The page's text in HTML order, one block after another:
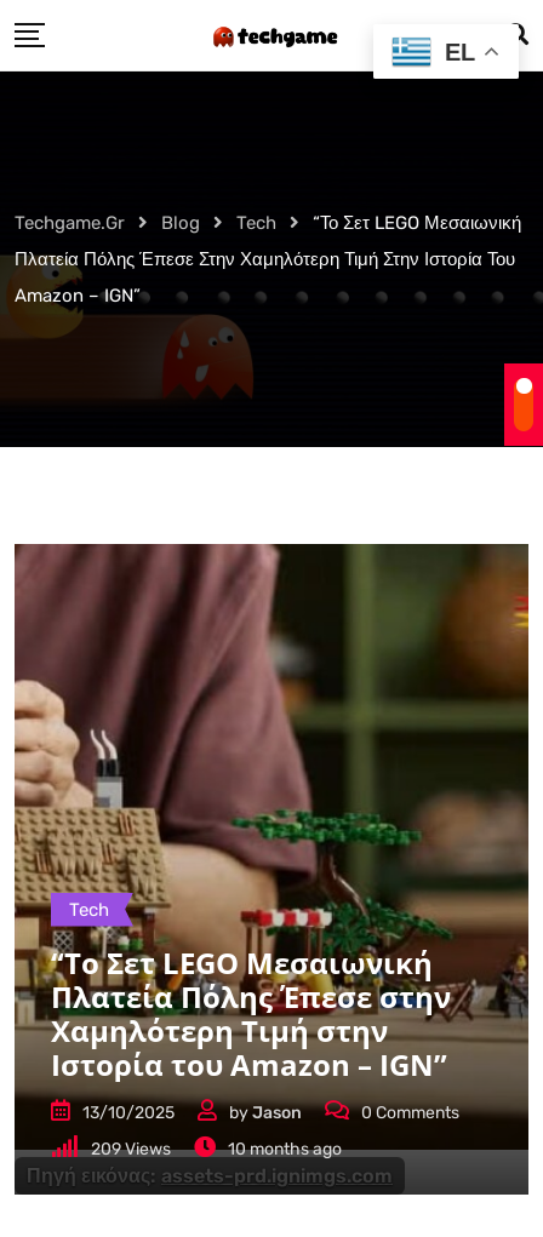
to
Techgame.gr Blog Tech
“Το Σετ LEGO Μεσαιωνική
Πλατεία Πόλης Έπεσε Στην Χαμηλότερη Τιμή Στην Ιστορία Του
Amazon – IGN”
Πηγή εικόνας: assets-prd.ignimgs.com
Tech
“Το Σετ LEGO Μεσαιωνική
Πλατεία Πόλης Έπεσε στην
Χαμηλότερη Τιμή στην
Ιστορία του Amazon – IGN”
13/10/2025 byJason 0Comments
209Views 10 months ago
EL